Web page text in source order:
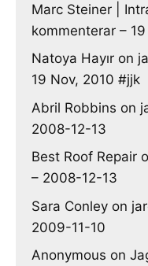
Marc Steiner |
kommenterar –
Natoya Hayır on
19 Nov, 2010 #jjk
Abril Robbins on
2008-12-13
Best Roof Repair
– 2008-12-13
Sara Conley on
2009-11-10
Anonymous on